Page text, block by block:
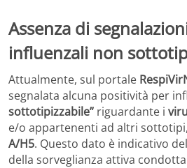
Assenza di
influenzali non
Attualmente, sul portale
segnalata alcuna positività per
sottotipizzabile” riguardante i
e/o appartenenti ad altri
A/H5. Questo dato è indicativo
della sorveglianza attiva